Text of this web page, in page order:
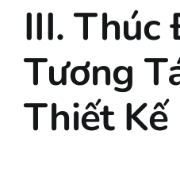
III. Thúc
Tương
Thiết Kế